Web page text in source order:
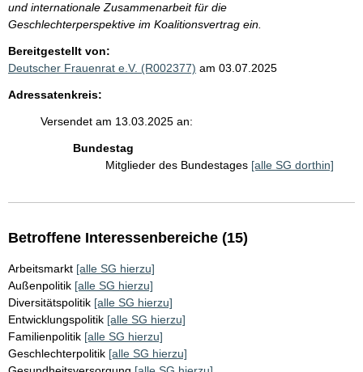
und internationale Zusammenarbeit für die
Geschlechterperspektive im Koalitionsvertrag ein.
Bereitgestellt von:
Deutscher Frauenrat e.V. (R002377) am 03.07.2025
Adressatenkreis:
Versendet am 13.03.2025 an:
Bundestag
Mitglieder des Bundestages [alle SG dorthin]
Betroffene Interessenbereiche (15)
Arbeitsmarkt [alle SG hierzu]
Außenpolitik [alle SG hierzu]
Diversitätspolitik [alle SG hierzu]
Entwicklungspolitik [alle SG hierzu]
Familienpolitik [alle SG hierzu]
Geschlechterpolitik [alle SG hierzu]